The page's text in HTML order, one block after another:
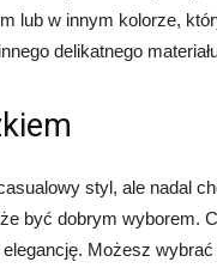
lub w innym kolorze,
delikatnego
styl, ale nadal
być dobrym wyborem.
Możesz